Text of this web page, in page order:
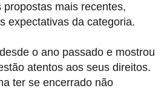
mais recentes,
expectativas da categoria.
o ano passado e mostrou
atentos aos seus direitos.
ter se encerrado não